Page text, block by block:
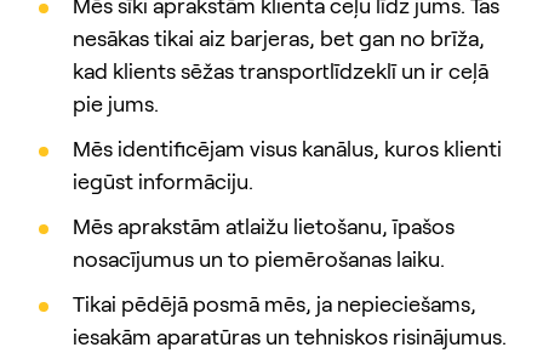
nesākas tikai aiz barjeras, bet gan no brīža,
kad klients sēžas transportlīdzeklī un ir ceļā
pie jums.
Mēs identificējam visus kanālus, kuros klienti
iegūst informāciju.
Mēs aprakstām atlaižu lietošanu, īpašos
nosacījumus un to piemērošanas laiku.
Tikai pēdējā posmā mēs, ja nepieciešams,
iesakām aparatūras un tehniskos risinājumus.